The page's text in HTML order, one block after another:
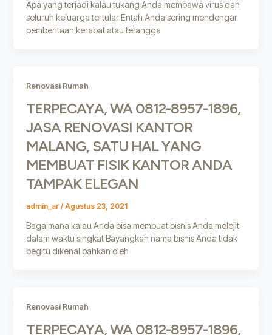
Apa yang terjadi kalau tukang Anda membawa virus dan
seluruh keluarga tertular Entah Anda sering mendengar
pemberitaan kerabat atau tetangga
Renovasi Rumah
TERPECAYA, WA 0812-8957-1896,
JASA RENOVASI KANTOR
MALANG, SATU HAL YANG
MEMBUAT FISIK KANTOR ANDA
TAMPAK ELEGAN
admin_ar / Agustus 23, 2021
Bagaimana kalau Anda bisa membuat bisnis Anda melejit
dalam waktu singkat Bayangkan nama bisnis Anda tidak
begitu dikenal bahkan oleh
Renovasi Rumah
TERPECAYA, WA 0812-8957-1896,